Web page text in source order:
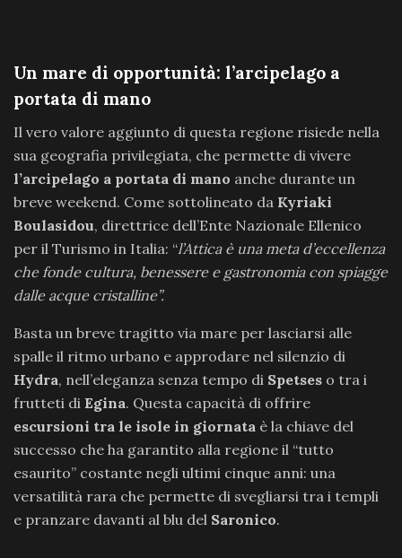
Un mare di opportunità: l’arcipelago a
portata di mano
Il vero valore aggiunto di questa regione risiede nella
sua geografia privilegiata, che permette di vivere
l’arcipelago a portata di mano anche durante un
breve weekend. Come sottolineato da Kyriaki
Boulasidou, direttrice dell’Ente Nazionale Ellenico
per il Turismo in Italia: “l’Attica è una meta d’eccellenza
che fonde cultura, benessere e gastronomia con spiagge
dalle acque cristalline”.
Basta un breve tragitto via mare per lasciarsi alle
spalle il ritmo urbano e approdare nel silenzio di
Hydra, nell’eleganza senza tempo di Spetses o tra i
frutteti di Egina. Questa capacità di offrire
escursioni tra le isole in giornata è la chiave del
successo che ha garantito alla regione il “tutto
esaurito” costante negli ultimi cinque anni: una
versatilità rara che permette di svegliarsi tra i templi
e pranzare davanti al blu del Saronico.